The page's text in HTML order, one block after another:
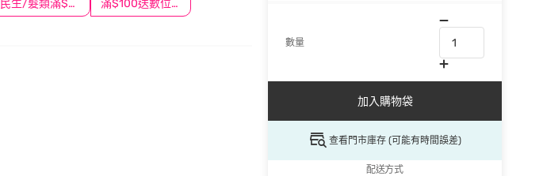
民生/髮類滿$388送舒潔冰巾 滿$100送數位印花
數量
加入購物袋
查看門市庫存 (可能有時間誤差)
配送方式